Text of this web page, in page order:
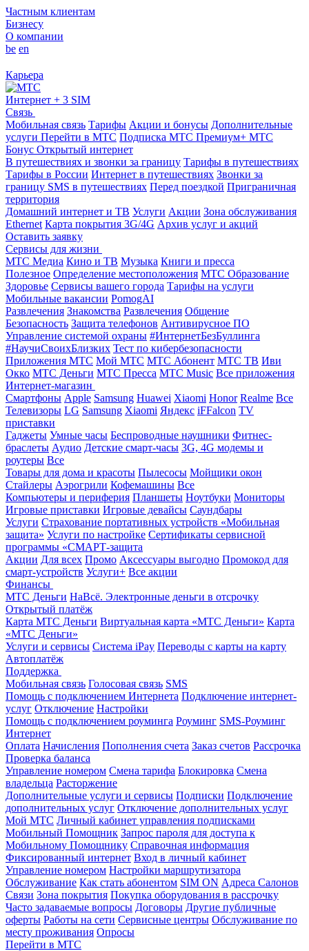
Частным клиентам
Бизнесу
О компании
be en
Карьера
Интернет + 3 SIM
Связь
Мобильная связь Тарифы Акции и бонусы Дополнительные
услуги Перейти в МТС Подписка МТС Премиум+ МТС
Бонус Открытый интернет
В путешествиях и звонки за границу Тарифы в путешествиях
Тарифы в России Интернет в путешествиях Звонки за
границу SMS в путешествиях Перед поездкой Приграничная
территория
Домашний интернет и ТВ Услуги Акции Зона обслуживания
Ethernet Карта покрытия 3G/4G Архив услуг и акций
Оставить заявку
Сервисы для жизни
МТС Медиа Кино и ТВ Музыка Книги и пресса
Полезное Определение местоположения МТС Образование
Здоровье Сервисы вашего города Тарифы на услуги
Мобильные вакансии PomogAI
Развлечения Знакомства Развлечения Общение
Безопасность Защита телефонов Антивирусное ПО
Управление системой охраны #ИнтернетБезБуллинга
#НаучиСвоихБлизких Тест по кибербезопасности
Приложения МТС Мой МТС МТС Абонент МТС ТВ Иви
Окко МТС Деньги МТС Пресса МТС Music Все приложения
Интернет-магазин
Смартфоны Apple Samsung Huawei Xiaomi Honor Realme Все
Телевизоры LG Samsung Xiaomi Яндекс iFFalcon TV
приставки
Гаджеты Умные часы Беспроводные наушники Фитнес-
браслеты Аудио Детские смарт-часы 3G, 4G модемы и
роутеры Все
Товары для дома и красоты Пылесосы Мойщики окон
Стайлеры Аэрогрили Кофемашины Все
Компьютеры и периферия Планшеты Ноутбуки Мониторы
Игровые приставки Игровые девайсы Саундбары
Услуги Страхование портативных устройств «Мобильная
защита» Услуги по настройке Сертификаты сервисной
программы «СМАРТ-защита
Акции Для всех Промо Аксессуары выгодно Промокод для
смарт-устройств Услуги+ Все акции
Финансы
МТС Деньги НаВсё. Электронные деньги в отсрочку
Открытый платёж
Карта МТС Деньги Виртуальная карта «МТС Деньги» Карта
«МТС Деньги»
Услуги и сервисы Система iPay Переводы с карты на карту
Автоплатёж
Поддержка
Мобильная связь Голосовая связь SMS
Помощь с подключением Интернета Подключение интернет-
услуг Отключение Настройки
Помощь с подключением роуминга Роуминг SMS-Роуминг
Интернет
Оплата Начисления Пополнения счета Заказ счетов Рассрочка
Проверка баланса
Управление номером Смена тарифа Блокировка Смена
владельца Расторжение
Дополнительные услуги и сервисы Подписки Подключение
дополнительных услуг Отключение дополнительных услуг
Мой МТС Личный кабинет управления подписками
Мобильный Помощник Запрос пароля для доступа к
Мобильному Помощнику Справочная информация
Фиксированный интернет Вход в личный кабинет
Управление номером Настройки маршрутизатора
Обслуживание Как стать абонентом SIM ON Адреса Салонов
Связи Зона покрытия Покупка оборудования в рассрочку
Часто задаваемые вопросы Договоры Другие публичные
оферты Работы на сети Сервисные центры Обслуживание по
месту проживания Опросы
Перейти в МТС